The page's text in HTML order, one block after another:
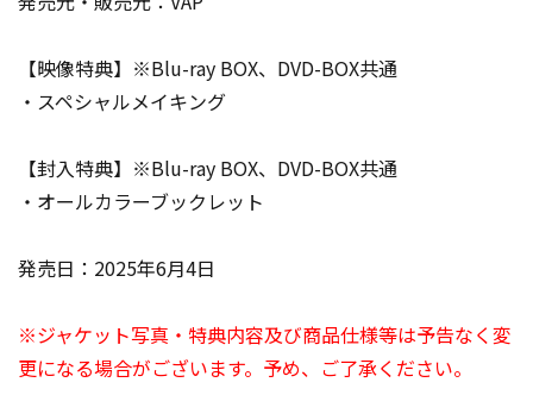
【映像特典】※Blu-ray BOX、DVD-BOX共通
・スペシャルメイキング
【封入特典】※Blu-ray BOX、DVD-BOX共通
・オールカラーブックレット
発売日：2025年6月4日
※ジャケット写真・特典内容及び商品仕様等は予告なく変
更になる場合がございます。予め、ご了承ください。